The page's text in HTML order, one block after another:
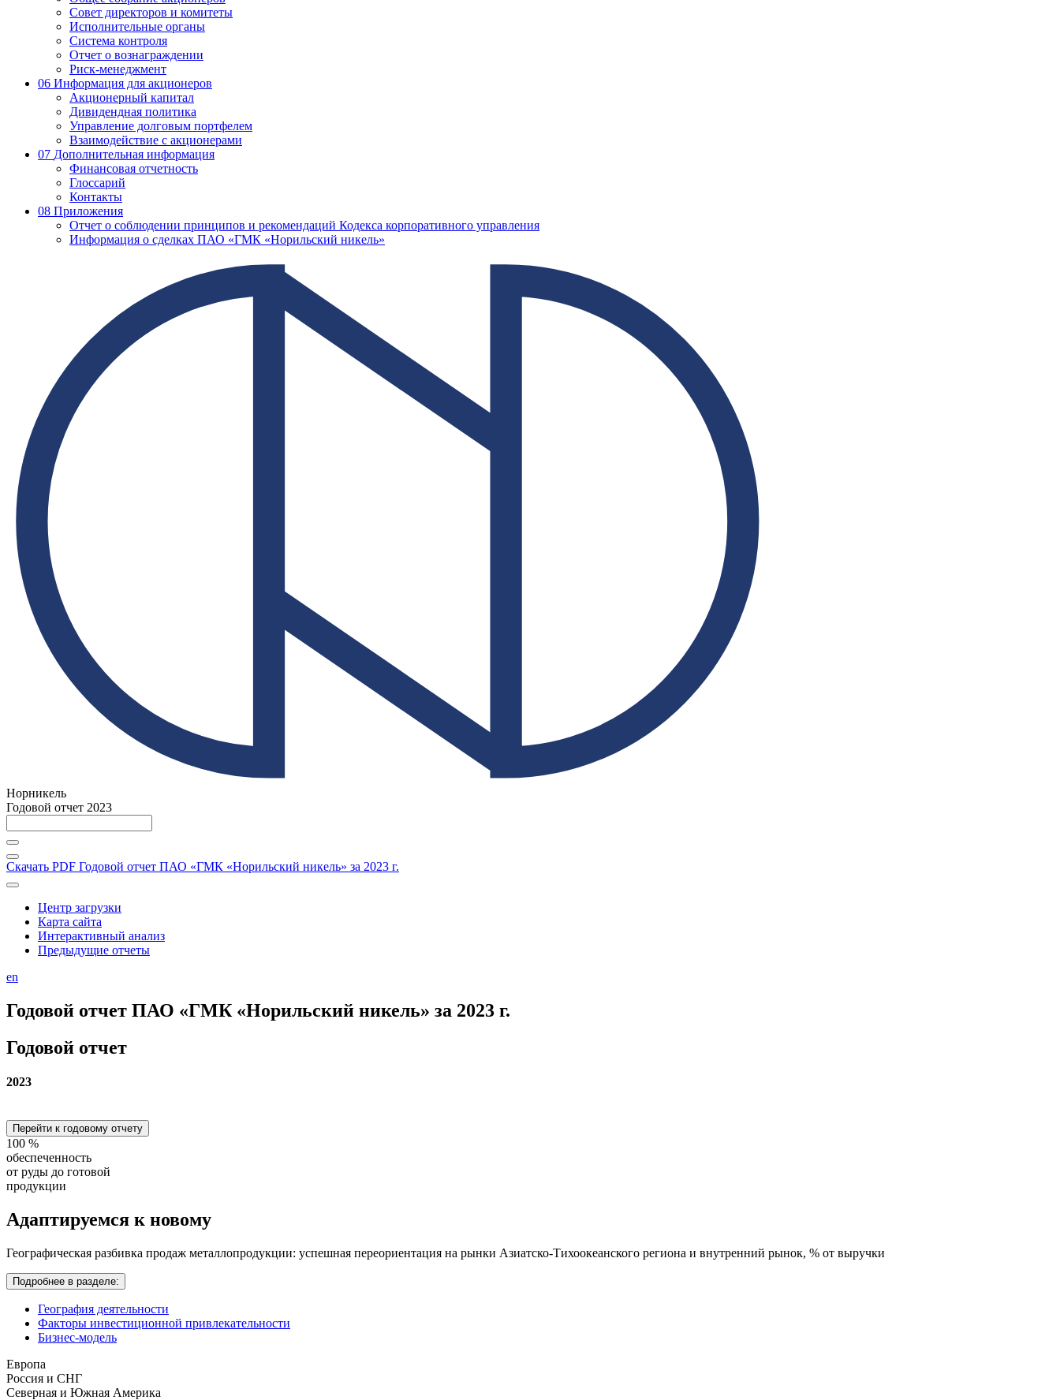
Совет директоров и комитеты
Исполнительные органы
Система контроля
Отчет о вознаграждении
Риск-менеджмент
06 Информация для акционеров
Акционерный капитал
Дивидендная политика
Управление долговым портфелем
Взаимодействие с акционерами
07 Дополнительная информация
Финансовая отчетность
Глоссарий
Контакты
08 Приложения
Отчет о соблюдении принципов и рекомендаций Кодекса корпоративного управления
Информация о сделках ПАО «ГМК «Норильский никель»
Норникель
Годовой отчет 2023
Скачать PDF Годовой отчет ПАО «ГМК «Норильский никель» за 2023 г.
Центр загрузки
Карта сайта
Интерактивный анализ
Предыдущие отчеты
en
Годовой отчет ПАО «ГМК «Норильский никель» за 2023 г.
Годовой отчет
2023
Перейти к годовому отчету
100 %
обеспеченность
от руды до готовой
продукции
Адаптируемся к новому
Географическая разбивка продаж металлопродукции: успешная переориентация на рынки Азиатско-Тихоокеанского региона и внутренний рынок, % от выручки
Подробнее в разделе:
География деятельности
Факторы инвестиционной привлекательности
Бизнес-модель
Европа
Россия и СНГ
Северная и Южная Америка